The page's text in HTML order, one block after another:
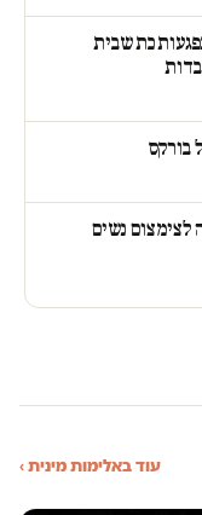
כת שבית
בורקס
לצימצום נשים
עוד באלימות מינית ›